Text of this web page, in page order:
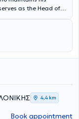
as the Head of
and a
diagnosis,
treatment, he
solutions
4,4 km
Book appointment